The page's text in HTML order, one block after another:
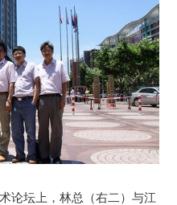
论坛上，林总（右二）与江